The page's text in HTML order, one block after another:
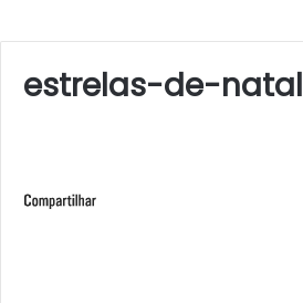
estrelas-de-natal